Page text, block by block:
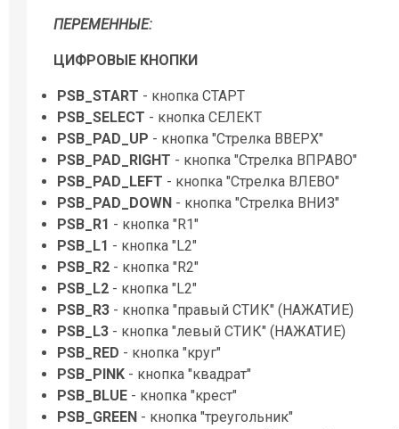
ПЕРЕМЕННЫЕ:
ЦИФРОВЫЕ КНОПКИ
PSB_START - кнопка СТАРТ
PSB_SELECT - кнопка СЕЛЕКТ
PSB_PAD_UP - кнопка "Стрелка ВВЕРХ"
PSB_PAD_RIGHT - кнопка "Стрелка ВПРАВО"
PSB_PAD_LEFT - кнопка "Стрелка ВЛЕВО"
PSB_PAD_DOWN - кнопка "Стрелка ВНИЗ"
PSB_R1 - кнопка "R1"
PSB_L1 - кнопка "L2"
PSB_R2 - кнопка "R2"
PSB_L2 - кнопка "L2"
PSB_R3 - кнопка "правый СТИК" (НАЖАТИЕ)
PSB_L3 - кнопка "левый СТИК" (НАЖАТИЕ)
PSB_RED - кнопка "круг"
PSB_PINK - кнопка "квадрат"
PSB_BLUE - кнопка "крест"
PSB_GREEN - кнопка "треугольник"